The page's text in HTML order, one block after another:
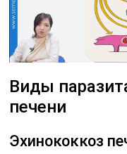
Виды
печени
Эхинококкоз